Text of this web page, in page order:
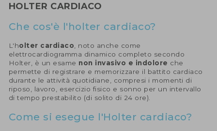
HOLTER CARDIACO
Che cos'è l'holter cardiaco?
L'holter cardiaco , noto anche come
elettrocardiogramma dinamico completo secondo
Holter, è un esame non invasivo e indolore che
permette di registrare e memorizzare il battito cardiaco
durante le attività quotidiane, compresi i momenti di
riposo, lavoro, esercizio fisico e sonno per un intervallo
di tempo prestabilito (di solito di 24 ore).
Come si esegue l'Holter cardiaco?